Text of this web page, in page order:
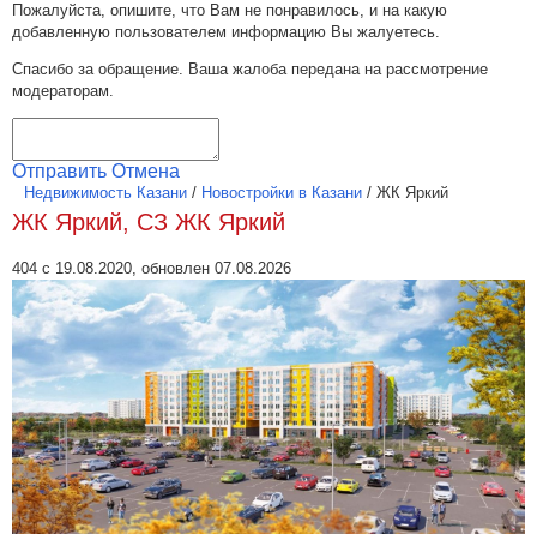
Пожалуйста, опишите, что Вам не понравилось, и на какую
добавленную пользователем информацию Вы жалуетесь.
Спасибо за обращение. Ваша жалоба передана на рассмотрение
модераторам.
Отправить Отмена
Недвижимость Казани / Новостройки в Казани / ЖК Яркий
ЖК Яркий, СЗ ЖК Яркий
404 с 19.08.2020, обновлен 07.08.2026